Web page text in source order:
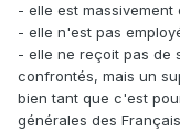
- elle est massivement
- elle n'est pas
- elle ne reçoit pas de
confrontés, mais un
bien tant que c'est
générales des